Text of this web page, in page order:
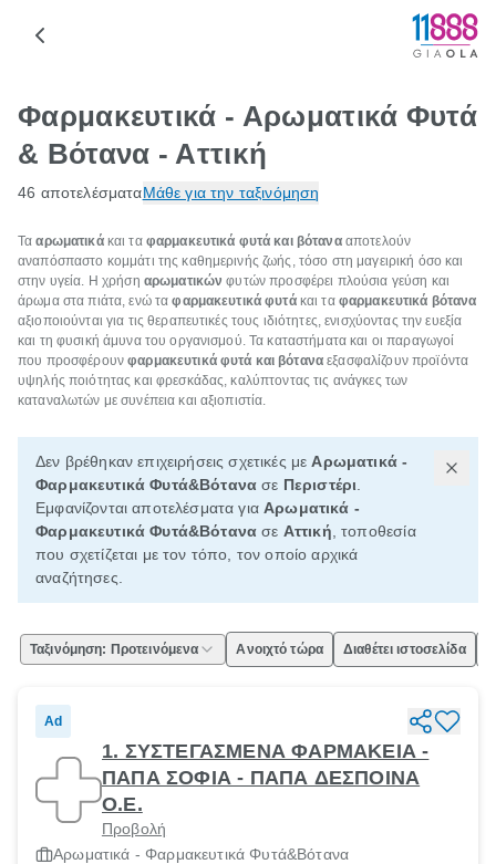
Φαρμακευτικά - Αρωματικά Φυτά
& Βότανα - Αττική
46 αποτελέσματαΜάθε για την ταξινόμηση
Τααρωματικάκαι τα φαρμακευτικά φυτά και βότανααποτελούν
αναπόσπαστο κομμάτι της καθημερινής ζωής, τόσο στη μαγειρική όσο και
στην υγεία. Η χρήση αρωματικών φυτών προσφέρει πλούσια γεύση και
άρωμα στα πιάτα, ενώ ταφαρμακευτικά φυτάκαι τα φαρμακευτικά βότανα
αξιοποιούνται για τις θεραπευτικές τους ιδιότητες, ενισχύοντας την ευεξία
και τη φυσική άμυνα του οργανισμού. Τα καταστήματα και οι παραγωγοί
που προσφέρουνφαρμακευτικά φυτά και βότανα εξασφαλίζουν προϊόντα
υψηλής ποιότητας και φρεσκάδας, καλύπτοντας τις ανάγκες των
καταναλωτών με συνέπεια και αξιοπιστία.
Δεν βρέθηκαν επιχειρήσεις σχετικές με Αρωματικά -
Φαρμακευτικά Φυτά&Βότανα σε Περιστέρι
Εμφανίζονται αποτελέσματα για Αρωματικά -
Φαρμακευτικά Φυτά&Βότανα σε Αττική , τοποθεσία
που σχετίζεται με τον τόπο, τον οποίο αρχικά
αναζήτησες.
Ταξινόμηση: Προτεινόμενα Ανοιχτό τώρα Διαθέτει ιστοσελίδα
Ad
1. ΣΥΣΤΕΓΑΣΜΕΝΑ ΦΑΡΜΑΚΕΙΑ -
ΠΑΠΑ ΣΟΦΙΑ - ΠΑΠΑ ΔΕΣΠΟΙΝΑ
Ο.Ε.
Προβολή
Αρωματικά - Φαρμακευτικά Φυτά&Βότανα